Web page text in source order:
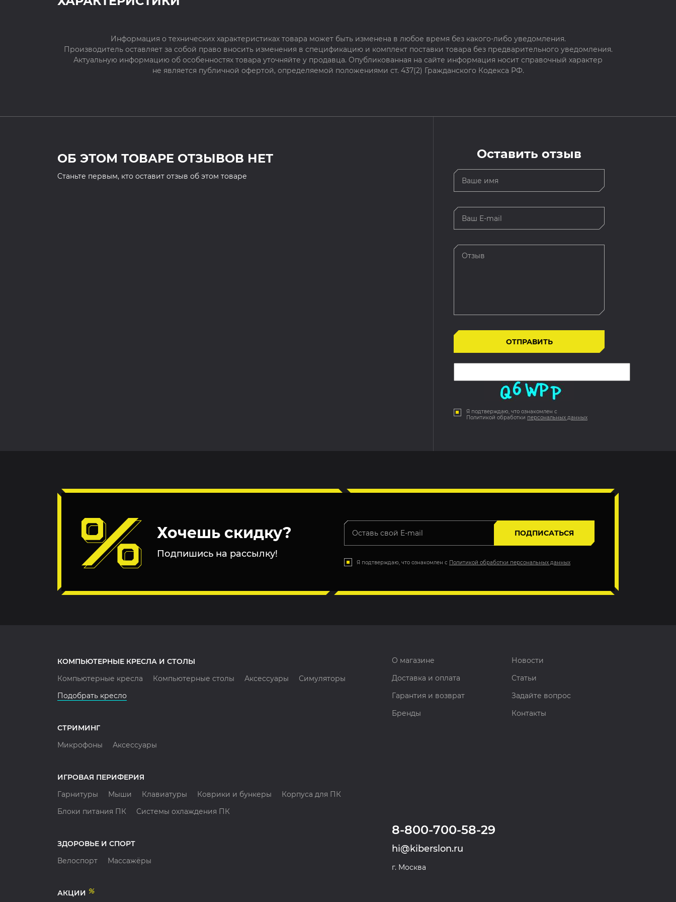
Информация о технических характеристиках товара может быть изменена в любое время без какого-либо уведомления.
Производитель оставляет за собой право вносить изменения в спецификацию и комплект поставки товара без предварительного уведомления.
Актуальную информацию об особенностях товара уточняйте у продавца. Опубликованная на сайте информация носит справочный характер
не является публичной офертой, определяемой положениями ст. 437(2) Гражданского Кодекса РФ.
ОБ ЭТОМ ТОВАРЕ ОТЗЫВОВ НЕТ
Cтаньте первым, кто оставит отзыв об этом товаре
Оставить отзыв
Я подтверждаю, что ознакомлен с
Политикой обработки персональных данных
Хочешь скидку?
Подпишись на рассылку!
ПОДПИСАТЬСЯ
Я подтверждаю, что ознакомлен с Политикой обработки персональных данных
КОМПЬЮТЕРНЫЕ КРЕСЛА И СТОЛЫ
Компьютерные кресла
Компьютерные столы Аксессуары
Симуляторы
Подобрать кресло
СТРИМИНГ
Микрофоны
Аксессуары
ИГРОВАЯ ПЕРИФЕРИЯ
Гарнитуры
Мыши Клавиатуры Коврики и бункеры
Корпуса для ПК
Блоки питания ПК
Системы охлаждения ПК
ЗДОРОВЬЕ И СПОРТ
Велоспорт
Массажёры
АКЦИИ %
О магазине
Новости
Доставка и оплата
Статьи
Гарантия и возврат
Задайте вопрос
Бренды
Контакты
8-800-700-58-29
hi@kiberslon.ru
г. Москва